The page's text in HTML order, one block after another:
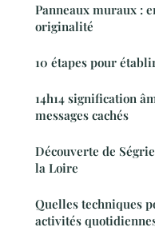
Panneaux muraux :
originalité
10 étapes pour
14h14 signification
messages cachés
Découverte de
la Loire
Quelles techniques
activités